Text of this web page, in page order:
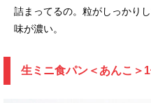
詰まってるの。粒がしっかり
味が濃い。
生ミニ食パン＜あんこ＞1